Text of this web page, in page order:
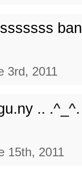
3rd, 2011
.. .^_^.
15th, 2011